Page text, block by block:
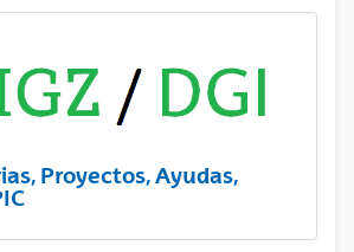
Proyectos, Ayudas,